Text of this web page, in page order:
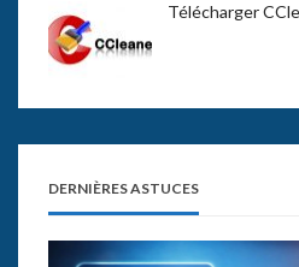
Télécharger
DERNIÈRES ASTUCES